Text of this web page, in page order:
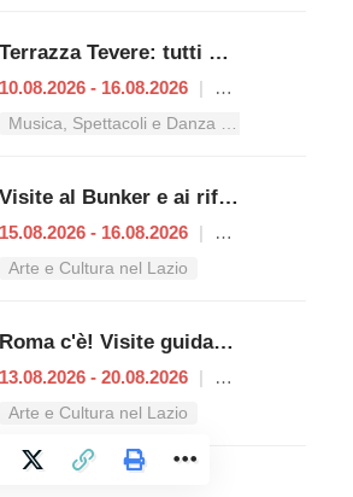
Terrazza Tevere: tutti gli appuntamenti dal 10 al 16 agosto
10.08.2026 - 16.08.2026 |
Visite al Bunker e ai rifugi antiaerei
15.08.2026 - 16.08.2026 |
Arte e Cultura nel Lazio
Roma c'è! Visite guidate (anche per bambini) dal 13 al 20 agosto 2026
13.08.2026 - 20.08.2026 |
Arte e Cultura nel Lazio